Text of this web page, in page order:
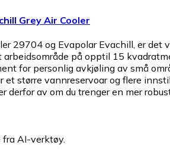
Grey Air Cooler
29704 og Evapolar Evachill, er
på opptil 15
for personlig avkjøling av små
større vannreservoar og flere
av om du trenger en mer
AI-verktøy.